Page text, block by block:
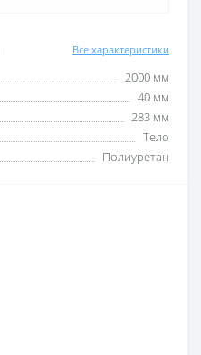
Все характеристики
2000 мм
40 мм
283 мм
Тело
Полиуретан